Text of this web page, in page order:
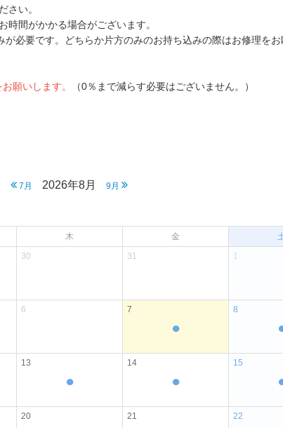
さい。
間がかかる場合がございます。
必要です。どちらか片方のみのお持ち込みの際はお修理を
願いします。 （0％まで減らす必要はございません。）
7月 2026年8月 9月
木 金
30 31 1
6 7
●
8
13
●
14
●
15
20 21 22